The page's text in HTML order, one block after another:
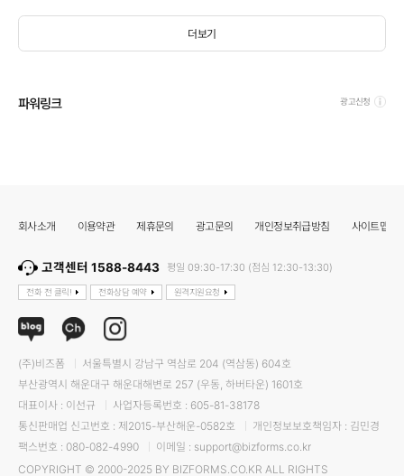
더보기
파워링크 광고신청
회사소개 이용약관 제휴문의 광고문의 개인정보취급방침 사이트맵
고객센터 1588-8443 평일 09:30-17:30 (점심 12:30-13:30)
전화 전 클릭! 전화상담 예약 원격지원요청
(주)비즈폼
서울특별시 강남구 역삼로 204 (역삼동) 604호
부산광역시 해운대구 해운대해변로 257 (우동, 하버타운) 1601호
대표이사 : 이선규
사업자등록번호 : 605-81-38178
통신판매업 신고번호 : 제2015-부산해운-0582호
개인정보보호책임자 : 김민경
팩스번호 : 080-082-4990
이메일 : support@bizforms.co.kr
COPYRIGHT © 2000-2025 BY BIZFORMS.CO.KR ALL RIGHTS